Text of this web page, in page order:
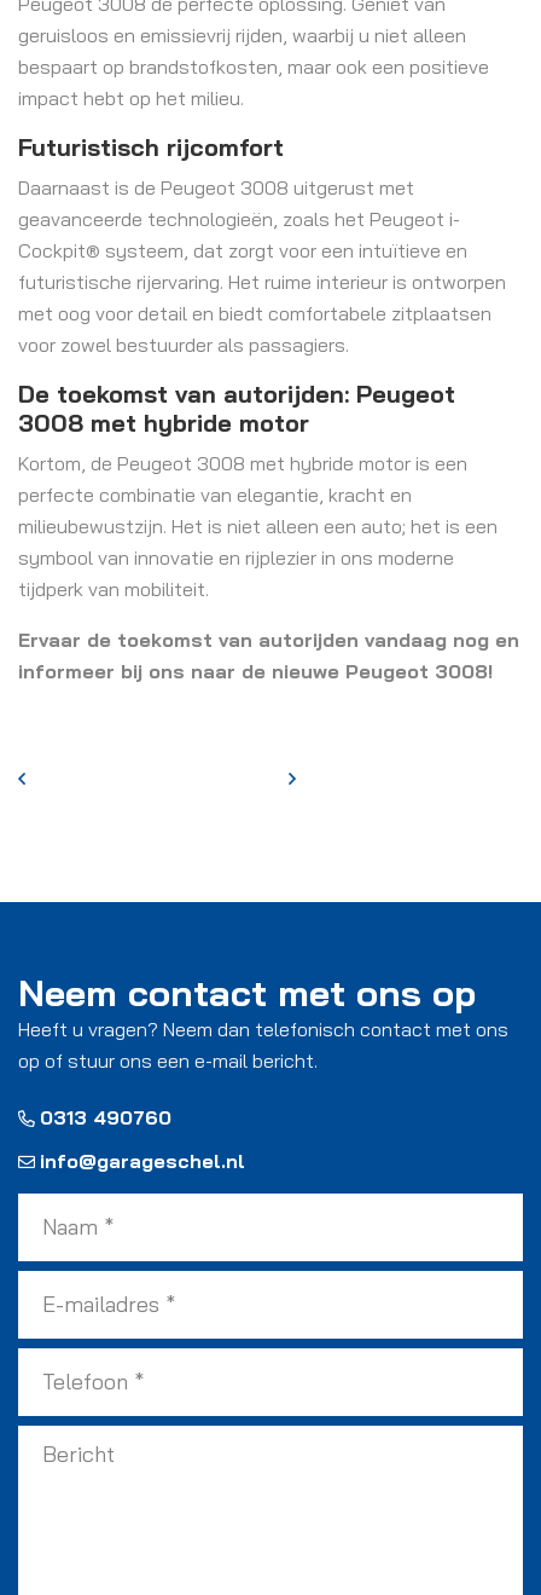
geruisloos en emissievrij rijden, waarbij u niet alleen
bespaart op brandstofkosten, maar ook een positieve
impact hebt op het milieu.
Futuristisch rijcomfort
Daarnaast is de Peugeot 3008 uitgerust met
geavanceerde technologieën, zoals het Peugeot i-
Cockpit® systeem, dat zorgt voor een intuïtieve en
futuristische rijervaring. Het ruime interieur is ontworpen
met oog voor detail en biedt comfortabele zitplaatsen
voor zowel bestuurder als passagiers.
De toekomst van autorijden: Peugeot
3008 met hybride motor
Kortom, de Peugeot 3008 met hybride motor is een
perfecte combinatie van elegantie, kracht en
milieubewustzijn. Het is niet alleen een auto; het is een
symbool van innovatie en rijplezier in ons moderne
tijdperk van mobiliteit.
Ervaar de toekomst van autorijden vandaag nog en
informeer bij ons naar de nieuwe Peugeot 3008!
Neem contact met ons op
Heeft u vragen? Neem dan telefonisch contact met ons
op of stuur ons een e-mail bericht.
0313 490760
info@garageschel.nl